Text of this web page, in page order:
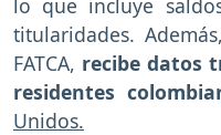
lo que incluye
titularidades.
FATCA, recibe datos
residentes
Unidos.